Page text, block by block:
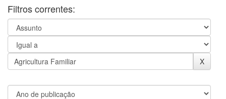
Filtros correntes: